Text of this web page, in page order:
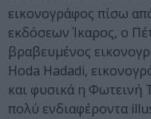
εικονογράφος πίσω
εκδόσεων Ίκαρος, ο
βραβευμένος
Hoda Hadadi,
και φυσικά η Φωτεινή
πολύ ενδιαφέροντα